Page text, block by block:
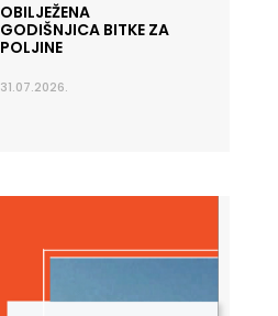
OBILJEŽENA
GODIŠNJICA BITKE ZA
POLJINE
31.07.2026.